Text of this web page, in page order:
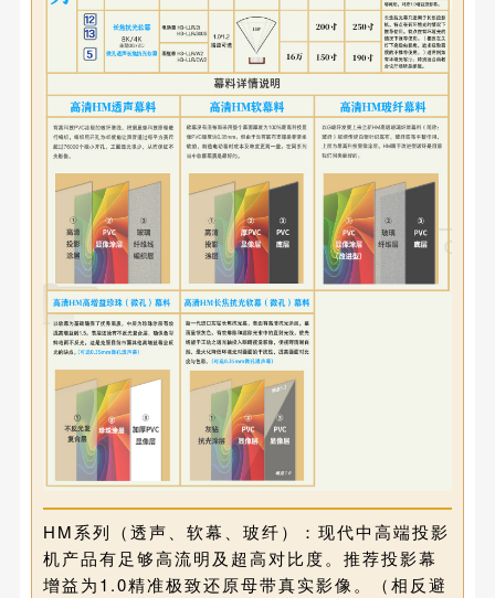
HM系列（透声、软幕、玻纤）：现代中高端投影
机产品有足够高流明及超高对比度。推荐投影幕
增益为1.0精准极致还原母带真实影像。（相反避